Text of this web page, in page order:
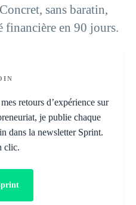
sans baratin,
financière en 90 jours.
retours d’expérience sur
je publie chaque
dans la newsletter Sprint.
clic.